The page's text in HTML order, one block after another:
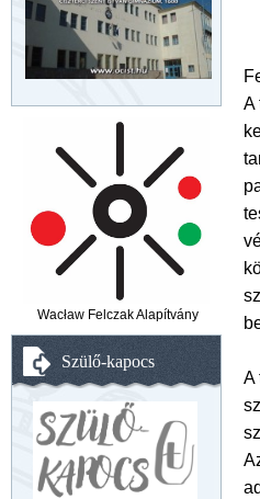
Wacław Felczak Alapítvány
Szülő-kapocs
A
A